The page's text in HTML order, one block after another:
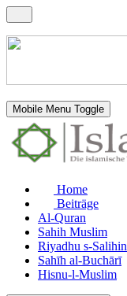
Mobile Menu Toggle
Home
Beiträge
Al-Quran
Sahih Muslim
Riyadhu s-Salihin
Sahīh al-Buchārī
Hisnu-l-Muslim